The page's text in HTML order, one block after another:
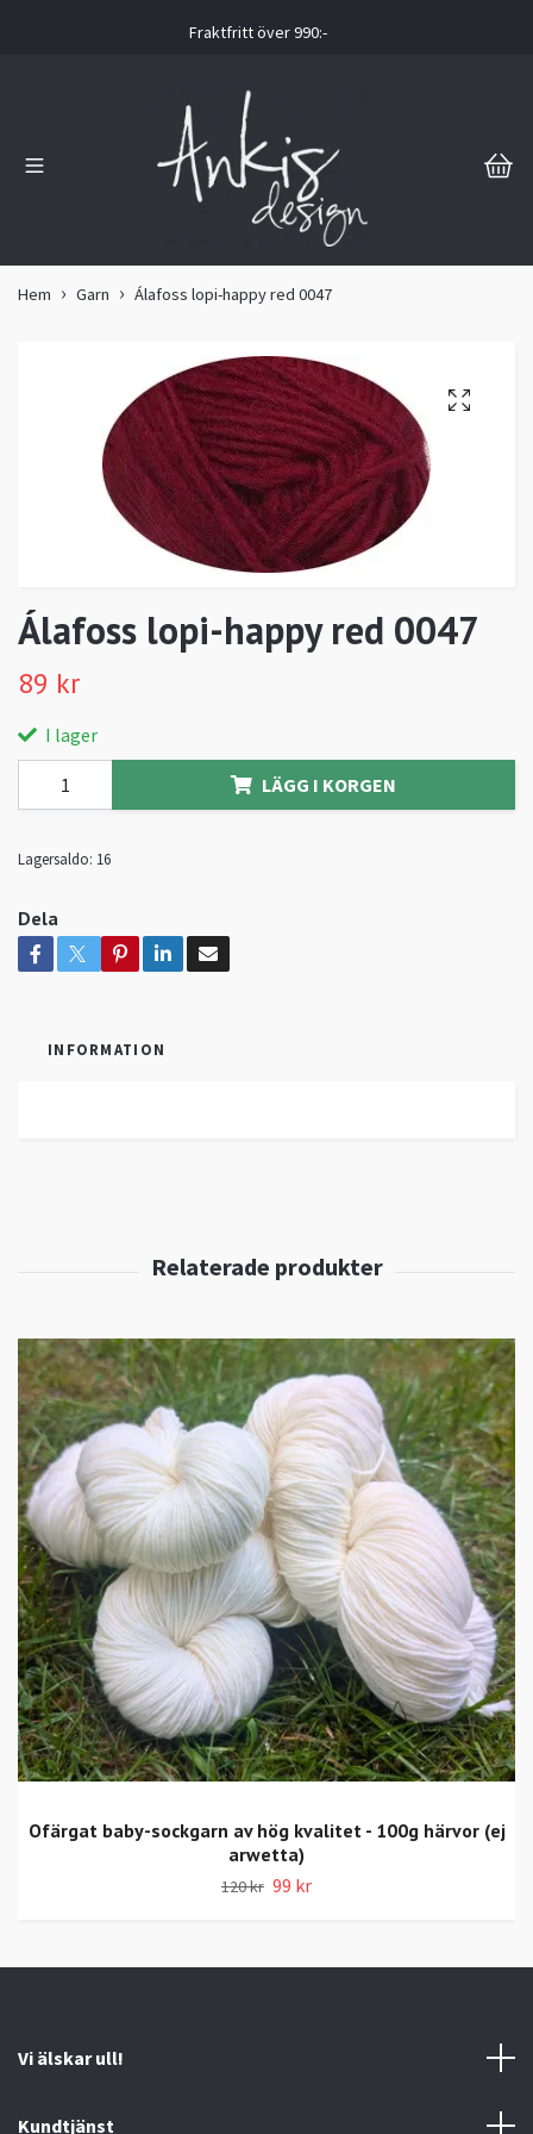
Fraktfritt över 990:-
Hem Garn Álafoss lopi-happy red 0047
Álafoss lopi-happy red 0047
89 kr
I lager
LÄGG I KORGEN
Lagersaldo: 16
Dela
INFORMATION
Ofärgat baby-sockgarn av hög kvalitet - 100g härvor (ej
arwetta)
120 kr 99 kr
Vi älskar ull!
Kundtjänst